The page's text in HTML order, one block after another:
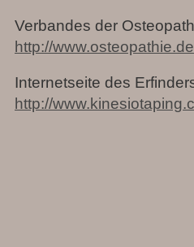
Verbandes der
http://www.osteopathie.de
Internetseite des
http://